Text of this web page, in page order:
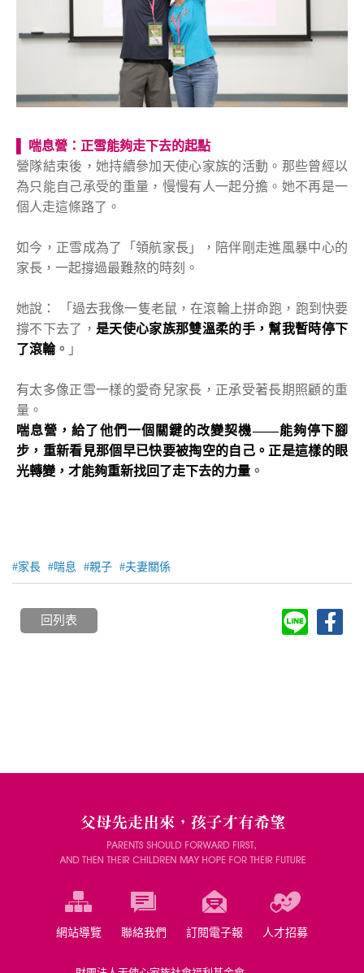
喘息營：正雪能夠走下去的起點
營隊結束後，她持續參加天使心家族的活動。那些曾經以
為只能自己承受的重量，慢慢有人一起分擔。她不再是一
個人走這條路了。
如今，正雪成為了「領航家長」，陪伴剛走進風暴中心的
家長，一起撐過最難熬的時刻。
她說： 「過去我像一隻老鼠，在滾輪上拼命跑，跑到快要
撐不下去了， 是天使心家族那雙溫柔的手，幫我暫時停下
了滾輪。 」
有太多像正雪一樣的愛奇兒家長，正承受著長期照顧的重
量。
喘息營，給了他們一個關鍵的改變契機——能夠停下腳
步，重新看見那個早已快要被掏空的自己。正是這樣的眼
光轉變，才能夠重新找回了走下去的力量 。
家長 喘息 親子 夫妻關係
回列表
網站導覽 聯絡我們 訂閱電子報 人才招募